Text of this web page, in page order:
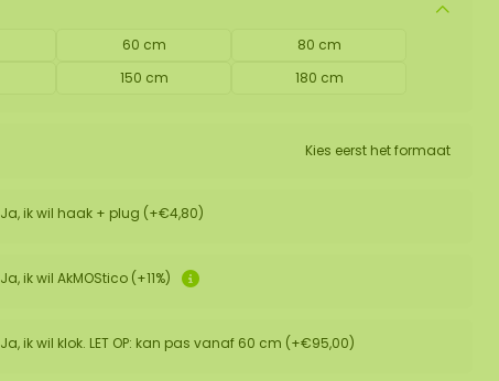
60 cm
80 cm
150 cm 180 cm
Kies eerst het formaat
Ja, ik wil haak + plug (+€4,80)
Ja, ik wil AkMOStico (+11%)
Ja, ik wil klok. LET OP: kan pas vanaf 60 cm (+€95,00)